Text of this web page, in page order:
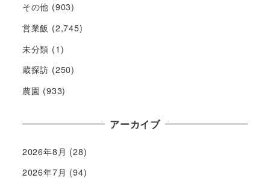
その他 (903)
営業飯 (2,745)
未分類 (1)
蔵探訪 (250)
農園 (933)
アーカイブ
2026年8月 (28)
2026年7月 (94)